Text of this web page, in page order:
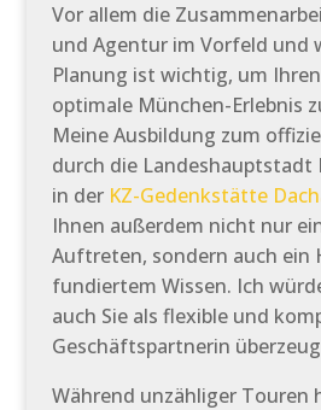
Vor allem die
und Agentur im Vorfeld und
Planung ist wichtig, um
optimale München-Erlebnis
Meine Ausbildung zum
durch die Landeshauptstadt
in der KZ-Gedenkstätte
Ihnen außerdem nicht nur
Auftreten, sondern auch ein
fundiertem Wissen. Ich
auch Sie als flexible und
Geschäftspartnerin
Während unzähliger Touren